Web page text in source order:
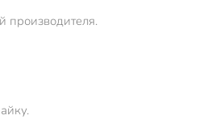
производителя.